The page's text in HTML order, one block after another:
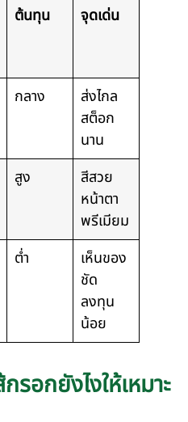
ต้นทุน จุดเด่น
กลาง
ส่งไกล
สต็อก
นาน
สูง
สีสวย
หน้าตา
พรีเมียม
ต่ำ
เห็นของ
ชัด
ลงทุน
น้อย
อกยังไงให้เหมาะ